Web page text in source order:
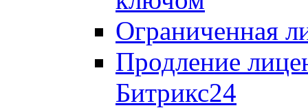
Ограниченная
Продление
Битрикс24